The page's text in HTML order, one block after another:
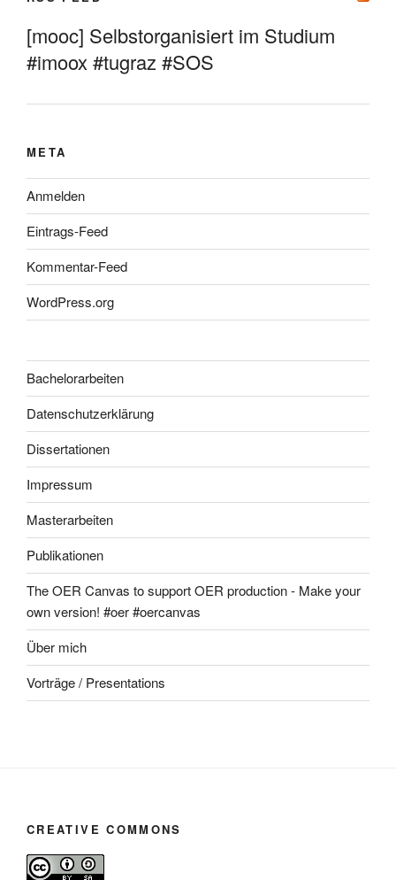
[mooc] Selbstorganisiert im Studium
#imoox #tugraz #SOS
META
Anmelden
Eintrags-Feed
Kommentar-Feed
WordPress.org
Bachelorarbeiten
Datenschutzerklärung
Dissertationen
Impressum
Masterarbeiten
Publikationen
The OER Canvas to support OER production - Make your
own version! #oer #oercanvas
Über mich
Vorträge / Presentations
CREATIVE COMMONS